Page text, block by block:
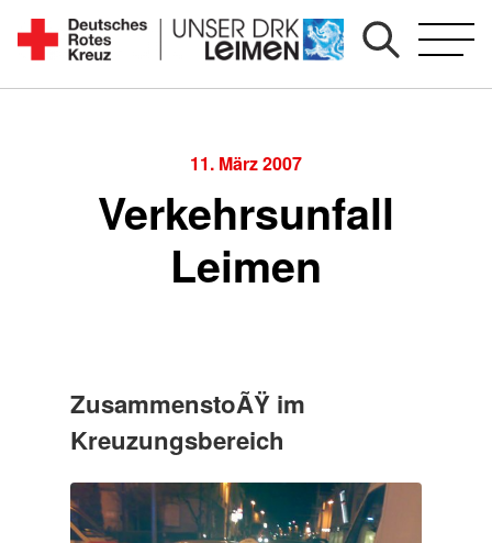
Zum
Inhalt
springen
1892
11. März 2007
Verkehrsunfall
Leimen
ZusammenstoÃŸ im
Kreuzungsbereich